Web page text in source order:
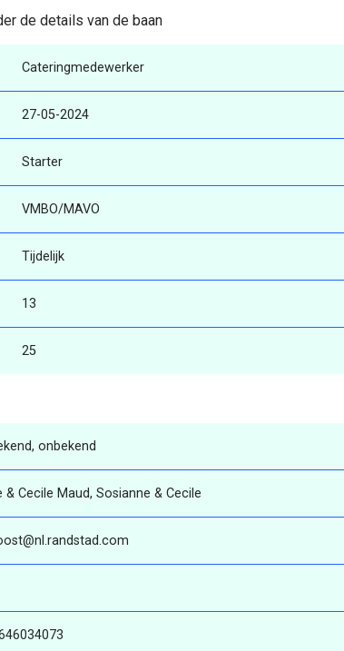
de details van de baan
Cateringmedewerker
27-05-2024
Starter
VMBO/MAVO
Tijdelijk
13
25
onbekend
& Cecile Maud, Sosianne & Cecile